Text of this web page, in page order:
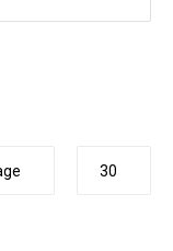
30